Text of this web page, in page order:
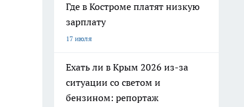
Где в Костроме платят низкую
зарплату
17 июля
Ехать ли в Крым 2026 из-за
ситуации со светом и
бензином: репортаж